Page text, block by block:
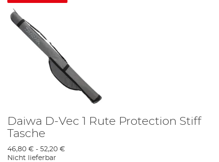
Daiwa D-Vec 1 Rute Protection Stiff
Tasche
46,80 € - 52,20 €
Nicht lieferbar